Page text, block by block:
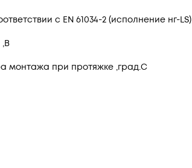
с EN 61034-2 (исполнение нг-LS)
монтажа при протяжке ,град.C